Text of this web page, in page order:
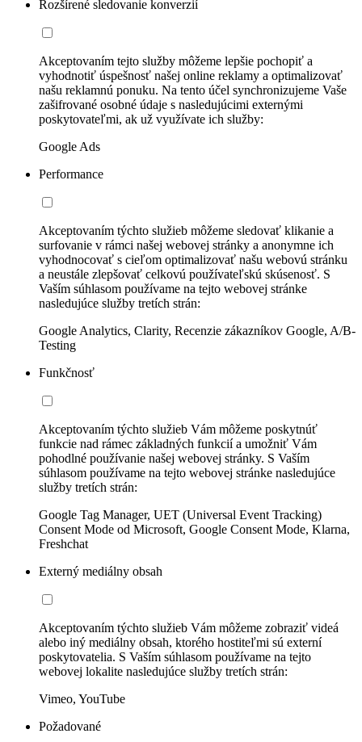
Rozšírené sledovanie konverzií
Akceptovaním tejto služby môžeme lepšie pochopiť a
vyhodnotiť úspešnosť našej online reklamy a optimalizovať
našu reklamnú ponuku. Na tento účel synchronizujeme Vaše
zašifrované osobné údaje s nasledujúcimi externými
poskytovateľmi, ak už využívate ich služby:
Google Ads
Performance
Akceptovaním týchto služieb môžeme sledovať klikanie a
surfovanie v rámci našej webovej stránky a anonymne ich
vyhodnocovať s cieľom optimalizovať našu webovú stránku
a neustále zlepšovať celkovú používateľskú skúsenosť. S
Vaším súhlasom používame na tejto webovej stránke
nasledujúce služby tretích strán:
Google Analytics, Clarity, Recenzie zákazníkov Google, A/B-
Testing
Funkčnosť
Akceptovaním týchto služieb Vám môžeme poskytnúť
funkcie nad rámec základných funkcií a umožniť Vám
pohodlné používanie našej webovej stránky. S Vaším
súhlasom používame na tejto webovej stránke nasledujúce
služby tretích strán:
Google Tag Manager, UET (Universal Event Tracking)
Consent Mode od Microsoft, Google Consent Mode, Klarna,
Freshchat
Externý mediálny obsah
Akceptovaním týchto služieb Vám môžeme zobraziť videá
alebo iný mediálny obsah, ktorého hostiteľmi sú externí
poskytovatelia. S Vaším súhlasom používame na tejto
webovej lokalite nasledujúce služby tretích strán:
Vimeo, YouTube
Požadované